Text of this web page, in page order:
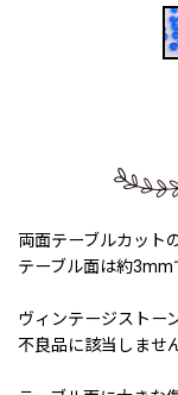
両面テーブルカット
テーブル面は約3mm
ヴィンテージストー
不良品に該当しませ